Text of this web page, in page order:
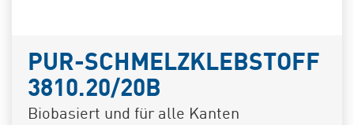
PUR-SCHMELZKLEBSTOFF
3810.20/20B
Biobasiert und für alle Kanten